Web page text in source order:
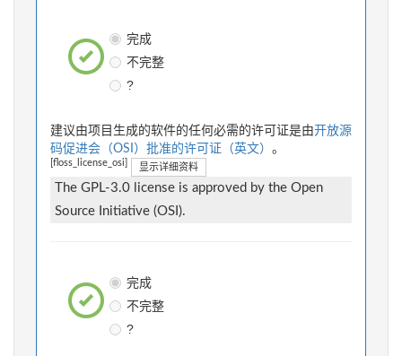
完成
不完整
?
建议由项目生成的软件的任何必需的许可证是由开放源
码促进会（OSI）批准的许可证（英文） 。
[floss_license_osi] 显示详细资料
The GPL-3.0 license is approved by the Open
Source Initiative (OSI).
完成
不完整
?